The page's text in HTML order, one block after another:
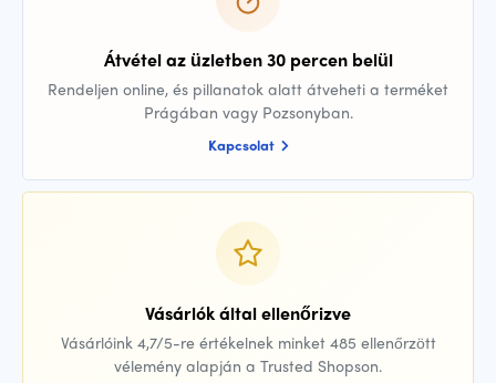
Átvétel az üzletben 30 percen belül
Rendeljen online, és pillanatok alatt átveheti a terméket
Prágában vagy Pozsonyban.
Kapcsolat
Vásárlók által ellenőrizve
Vásárlóink 4,7/5-re értékelnek minket 485 ellenőrzött
vélemény alapján a Trusted Shopson.